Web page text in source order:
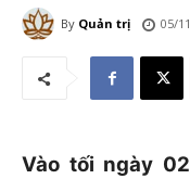
By Quản trị 05/
Vào tối ngày